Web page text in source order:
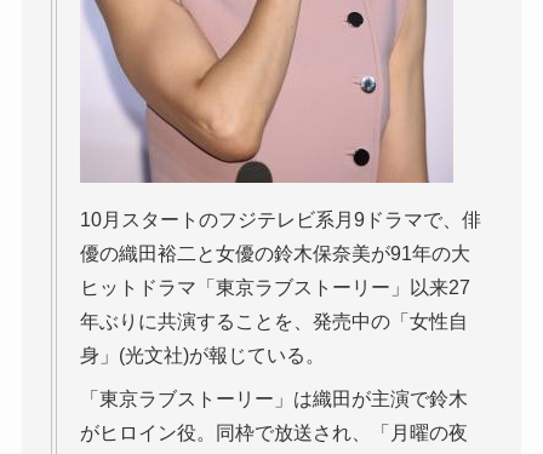
10月スタートのフジテレビ系月9ドラマで、俳
優の織田裕二と女優の鈴木保奈美が91年の大
ヒットドラマ「東京ラブストーリー」以来27
年ぶりに共演することを、発売中の「女性自
身」(光文社)が報じている。
「東京ラブストーリー」は織田が主演で鈴木
がヒロイン役。同枠で放送され、「月曜の夜